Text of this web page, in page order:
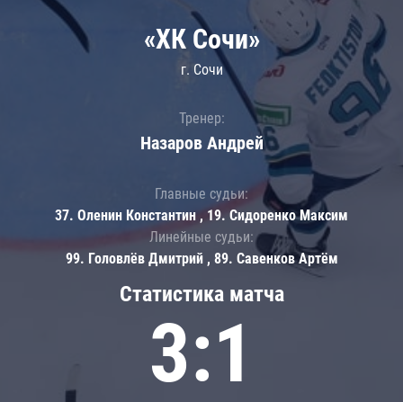
Статистика матча
3:1
«ХК Сочи»
г. Сочи
Тренер:
Назаров Андрей
Главные судьи:
37. Оленин Константин , 19. Сидоренко Максим
Линейные судьи:
99. Головлёв Дмитрий , 89. Савенков Артём